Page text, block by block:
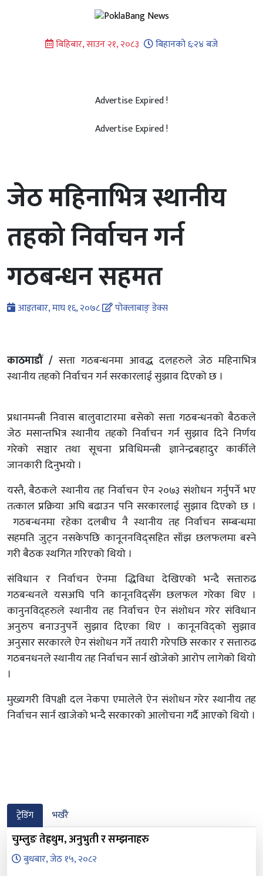
बिहिबार, साउन २१, २०८३ बिहानको ६:२४ बजे
Advertise Expired !
Advertise Expired !
जेठ महिनाभित्र स्थानीय
तहको निर्वाचन गर्न
गठबन्धन सहमत
आइतबार, माघ १६, २०७८ पोक्लाबाङ् डेक्स
काठमाडौं / सत्ता गठबन्धनमा आवद्ध दलहरुले जेठ महिनाभित्र
स्थानीय तहको निर्वाचन गर्न सरकारलाई सुझाव दिएको छ ।
प्रधानमन्त्री निवास बालुवाटारमा बसेको सत्ता गठबन्धनको बैठकले
जेठ मसान्तभित्र स्थानीय तहको निर्वाचन गर्न सुझाव दिने निर्णय
गरेको सञ्चार तथा सूचना प्रविधिमन्त्री ज्ञानेन्द्रबहादुर कार्कीले
जानकारी दिनुभयो ।
यस्तै, बैठकले स्थानीय तह निर्वाचन ऐन २०७३ संशोधन गर्नुपर्ने भए
तत्काल प्रक्रिया अघि बढाउन पनि सरकारलाई सुझाव दिएको छ ।
गठबन्धनमा रहेका दलबीच नै स्थानीय तह निर्वाचन सम्बन्धमा
सहमति जुट्न नसकेपछि कानूननविद्सहित साँझ छलफलमा बस्ने
गरी बैठक स्थगित गरिएको थियो ।
संविधान र निर्वाचन ऐनमा द्धिविधा देखिएको भन्दै सत्तारुढ
गठबन्धनले यसअघि पनि कानूनविद्सँग छलफल गरेका थिए ।
कानुनविद्हरुले स्थानीय तह निर्वाचन ऐन संशोधन गरेर संविधान
अनुरुप बनाउनुपर्ने सुझाव दिएका थिए । कानूनविद्को सुझाव
अनुसार सरकारले ऐन संशोधन गर्ने तयारी गरेपछि सरकार र सत्तारुढ
गठबनधनले स्थानीय तह निर्वाचन सार्न खोजेको आरोप लागेको थियो
।
मुख्यगरी विपक्षी दल नेकपा एमालेले ऐन संशोधन गरेर स्थानीय तह
निर्वाचन सार्न खाजेको भन्दै सरकारको आलोचना गर्दै आएको थियो ।
ट्रेडिंग भर्खरै
चुम्लुङ तेह्रथुम, अनुभुती र सम्झनाहरु
बुधबार, जेठ १५, २०८२